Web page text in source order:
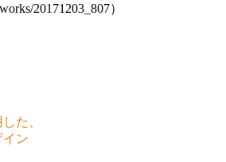
20171203_807）
た、
イン